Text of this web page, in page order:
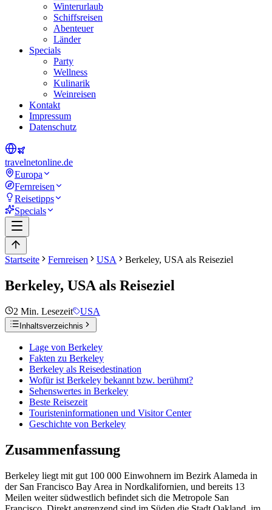
Winterurlaub
Schiffsreisen
Abenteuer
Länder
Specials
Party
Wellness
Kulinarik
Weinreisen
Kontakt
Impressum
Datenschutz
travelnetonline.de
Europa
Fernreisen
Reisetipps
Specials
Startseite Fernreisen USA Berkeley, USA als Reiseziel
Berkeley, USA als Reiseziel
2 Min. Lesezeit USA
Inhaltsverzeichnis
Lage von Berkeley
Fakten zu Berkeley
Berkeley als Reisedestination
Wofür ist Berkeley bekannt bzw. berühmt?
Sehenswertes in Berkeley
Beste Reisezeit
Touristeninformationen und Visitor Center
Geschichte von Berkeley
Zusammenfassung
Berkeley liegt mit gut 100 000 Einwohnern im Bezirk Alameda in
der San Francisco Bay Area in Nordkalifornien, und bereits 13
Meilen weiter südwestlich befindet sich die Metropole San